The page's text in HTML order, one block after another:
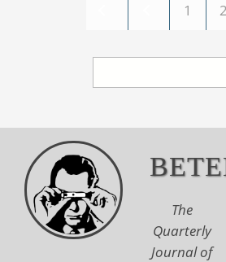
1 2
The
Quarterly
Journal of